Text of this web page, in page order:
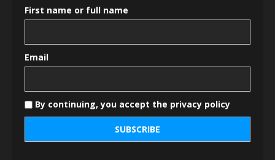
First name or full name
Email
By continuing, you accept the privacy policy